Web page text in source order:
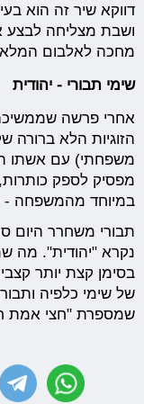
דווקא שיר זה הוא
ושבת מצליחה לבצע
מחכה לאלבום
שימי תבורי - יהודית
אחרי פרשה
הזוגיות הלא ברורה
משפחתי) עם אשתו
מפסיק לספק
במיוחד מהמשפחה -
תבורי משחרר היום
נקרא "יהודית". מה
בסימן קצת יותר
של שימי כלפיה
שמספרת "חצי אמת